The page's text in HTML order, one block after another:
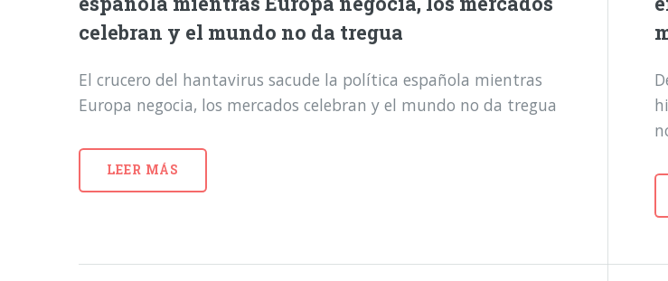
celebran y el mundo no da tregua
El crucero del hantavirus sacude la política española mientras
Europa negocia, los mercados celebran y el mundo no da tregua
LEER MÁS